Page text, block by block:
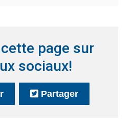
page sur
sociaux!
sur Facebook
(Ce lien s'ouvrira dans une
Partagersur Twitter
(Ce lien